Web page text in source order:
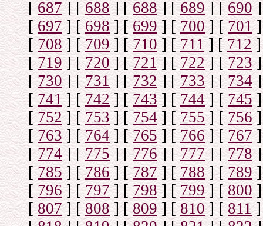
[687] [688] [688] [689] [ 690]
[697] [698] [699] [700] [701]
[708] [709] [710] [711] [712]
[719] [720] [721] [722] [723]
[730] [731] [732] [733] [734]
[741] [742] [743] [744] [745]
[752] [753] [ 754] [755] [756]
[763] [764] [765] [766] [767]
[774] [775] [776] [777] [778]
[785] [786] [787] [788] [789]
[796] [797] [798] [799] [800]
[807] [808] [809] [810] [811]